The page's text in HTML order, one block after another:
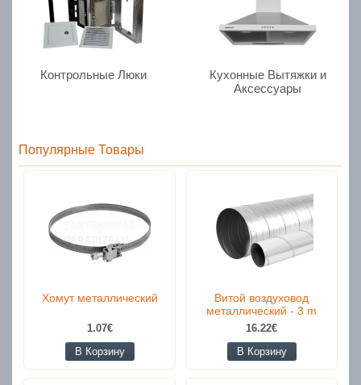
Контрольные Люки
Кухонные Вытяжки и
Аксессуары
Популярные Товары
Хомут металлический
1.07€
В Корзину
Витой воздуховод
металлический - 3 m
16.22€
В Корзину